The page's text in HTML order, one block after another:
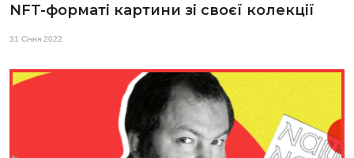
NFT-форматі картини зі своєї колекції
31 Січня 2022